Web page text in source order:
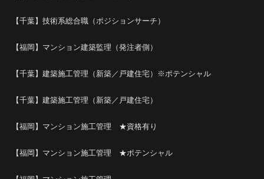
【千葉】技術系総合職（ポジションサーチ）
【福岡】マンション建築監理（発注者側）
【千葉】建築施工管理（新築／戸建住宅）※ポテンシャル
【千葉】建築施工管理（新築／戸建住宅）
【福岡】マンション施工管理 ★資格有り
【福岡】マンション施工管理 ★ポテンシャル